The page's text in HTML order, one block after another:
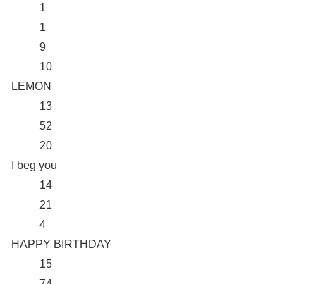
1
1
9
10
LEMON
13
52
20
I beg you
14
21
4
HAPPY BIRTHDAY
15